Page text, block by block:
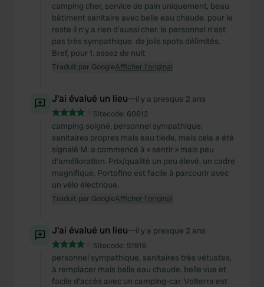
camping cher, service de pain uniquement, beau
bâtiment sanitaire avec belle eau chaude. pour le
reste il n'y a rien d'aussi cher. le personnel n'est
pas très sympathique. de jolis spots délimités.
Bref, pour 1. assez de nuit
Traduit par GoogleAfficher l'original
J'ai évalué un lieu—il y a presque 2 ans
Sitecode: 60612
camping soigné, personnel sympathique,
sanitaires propres mais eau tiède, mais cela a été
signalé M. a commencé à « sentir » mais peu
d'amélioration. Prix/qualité un peu élevé. un cadre
magnifique. Portofino est facile à parcourir avec
un vélo électrique.
Traduit par GoogleAfficher l'original
J'ai évalué un lieu—il y a presque 2 ans
Sitecode: 51916
personnel sympathique, sanitaires très vétustes,
à remplacer mais belle eau chaude. belle vue et
facile d'accès avec un camping-car. Volterra est